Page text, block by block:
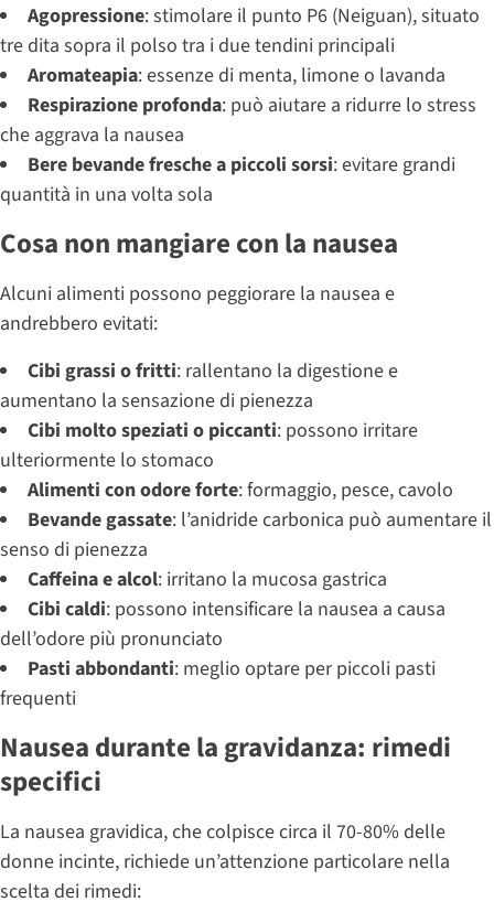
Agopressione: stimolare il punto P6 (Neiguan), situato
tre dita sopra il polso tra i due tendini principali
Aromateapia: essenze di menta, limone o lavanda
Respirazione profonda: può aiutare a ridurre lo stress
che aggrava la nausea
Bere bevande fresche a piccoli sorsi: evitare grandi
quantità in una volta sola
Cosa non mangiare con la nausea
Alcuni alimenti possono peggiorare la nausea e
andrebbero evitati:
Cibi grassi o fritti: rallentano la digestione e
aumentano la sensazione di pienezza
Cibi molto speziati o piccanti: possono irritare
ulteriormente lo stomaco
Alimenti con odore forte: formaggio, pesce, cavolo
Bevande gassate: l’anidride carbonica può aumentare il
senso di pienezza
Caffeina e alcol: irritano la mucosa gastrica
Cibi caldi: possono intensificare la nausea a causa
dell’odore più pronunciato
Pasti abbondanti: meglio optare per piccoli pasti
frequenti
Nausea durante la gravidanza: rimedi
specifici
La nausea gravidica, che colpisce circa il 70-80% delle
donne incinte, richiede un’attenzione particolare nella
scelta dei rimedi: